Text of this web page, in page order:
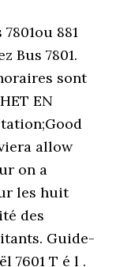
881
Bus 7801.
sont
EN
allow
on a
les huit
des
Guide­
7601 T é l .